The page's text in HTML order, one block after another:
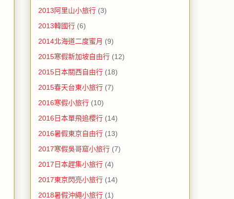
2013阿里山小旅行 (3)
2013韓國行 (6)
2014北海道二度蜜月 (9)
2015寒假新加坡自由行 (12)
2015日本關西自由行 (18)
2015春天台東小旅行 (7)
2016寒假小旅行 (10)
2016日本單飛追櫻行 (14)
2016暑假東京自由行 (13)
2017寒假吳哥窟小旅行 (7)
2017日本趕集小旅行 (4)
2017東京閃亮小旅行 (14)
2018暑假沖繩小旅行 (1)